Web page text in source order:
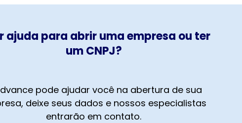
ajuda para abrir uma empresa ou ter
um CNPJ?
pode ajudar você na abertura de sua
deixe seus dados e nossos especialistas
entrarão em contato.